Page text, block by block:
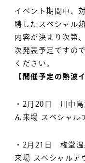
イベント期間中、
聘したスペシャル
内容が決まり次第
次発表予定ですの
ください。
【開催予定の熱波
・2月20日 川中
ん来場 スペシャル
・2月21日 権堂
来場 スペシャルア